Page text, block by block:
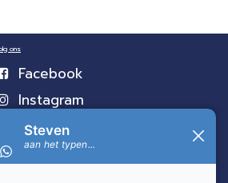
ons
Facebook
Instagram